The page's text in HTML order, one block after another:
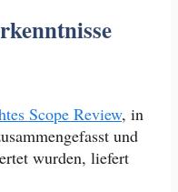
Scope Review, in
und
wurden, liefert